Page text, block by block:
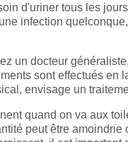
d'uriner tous les
infection
un docteur
sont effectués en
envisage un
quand on va aux
peut être amoindrie